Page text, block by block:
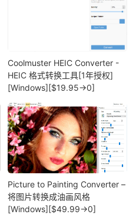
Coolmuster HEIC Converter -
HEIC 格式转换工具[1年授权]
[Windows][$19.95→0]
Picture to Painting Converter –
将图片转换成油画风格
[Windows][$49.99→0]